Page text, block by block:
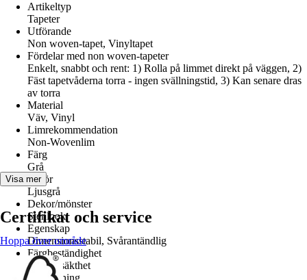
Artikeltyp
Tapeter
Utförande
Non woven-tapet, Vinyltapet
Fördelar med non woven-tapeter
Enkelt, snabbt och rent: 1) Rolla på limmet direkt på väggen, 2)
Fäst tapetvåderna torra - ingen svällningstid, 3) Kan senare dras
av torra
Material
Väv, Vinyl
Limrekommendation
Non-Wovenlim
Färg
Grå
Kulör
Ljusgrå
Dekor/mönster
Stenlook
Egenskap
Dimensionsstabil, Svårantändlig
Färgbeständighet
God ljusäkthet
Bearbetning
Visa mer
Certifikat och service
Hoppa över område